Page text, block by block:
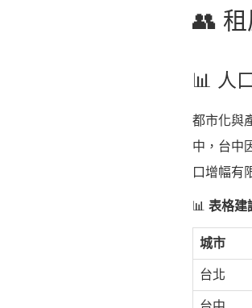
👥
📊 人
都市化與
中，台中
口增幅有
📊 表格建
城市
台北